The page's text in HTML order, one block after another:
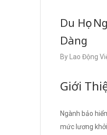
Du Học
Dàng
By Lao Động
Giới
Ngành bảo
mức lương